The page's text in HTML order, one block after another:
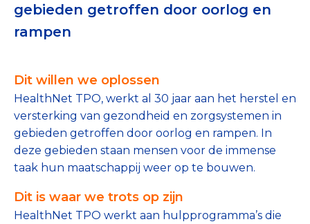
Download de Geef Gerust Checklist
Data & Onderzoek
Betrouwbare data over goede doelen
CBF-publicaties
State of the Sector
Het Nederlandse Donateurspanel
gebieden getroffen door oorlog en
rampen
Dit willen we oplossen
HealthNet TPO, werkt al 30 jaar aan het herstel en
versterking van gezondheid en zorgsystemen in
gebieden getroffen door oorlog en rampen. In
deze gebieden staan mensen voor de immense
taak hun maatschappij weer op te bouwen.
Dit is waar we trots op zijn
HealthNet TPO werkt aan hulpprogramma’s die